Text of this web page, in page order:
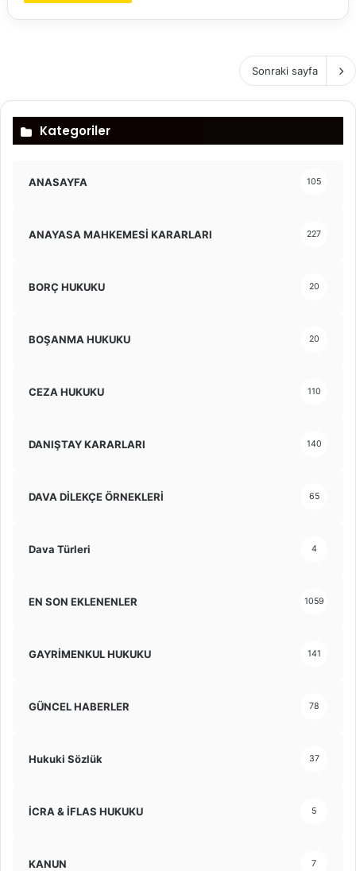
Sonraki sayfa
Kategoriler
ANASAYFA 105
ANAYASA MAHKEMESİ KARARLARI 227
BORÇ HUKUKU 20
BOŞANMA HUKUKU 20
CEZA HUKUKU 110
DANIŞTAY KARARLARI 140
DAVA DİLEKÇE ÖRNEKLERİ 65
Dava Türleri 4
EN SON EKLENENLER 1059
GAYRİMENKUL HUKUKU 141
GÜNCEL HABERLER 78
Hukuki Sözlük 37
İCRA & İFLAS HUKUKU 5
KANUN 7